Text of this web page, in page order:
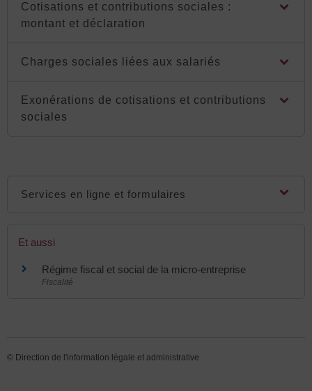
Cotisations et contributions sociales :
montant et déclaration
Charges sociales liées aux salariés
Exonérations de cotisations et contributions
sociales
Services en ligne et formulaires
Et aussi
Régime fiscal et social de la micro-entreprise
Fiscalité
© Direction de l'information légale et administrative